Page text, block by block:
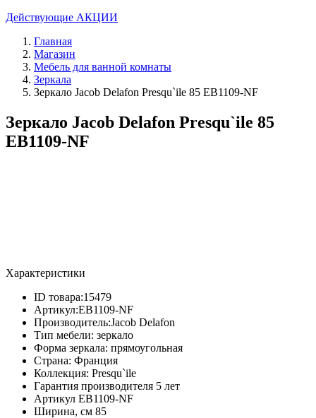
Действующие АКЦИИ
Главная
Магазин
Мебель для ванной комнаты
Зеркала
Зеркало Jacob Delafon Presqu`ile 85 EB1109-NF
Зеркало Jacob Delafon Presqu`ile 85
EB1109-NF
Характеристики
ID товара:15479
Артикул:EB1109-NF
Производитель:Jacob Delafon
Тип мебели: зеркало
Форма зеркала: прямоугольная
Страна: Франция
Коллекция: Presqu`ile
Гарантия производителя 5 лет
Артикул EB1109-NF
Ширина, см 85